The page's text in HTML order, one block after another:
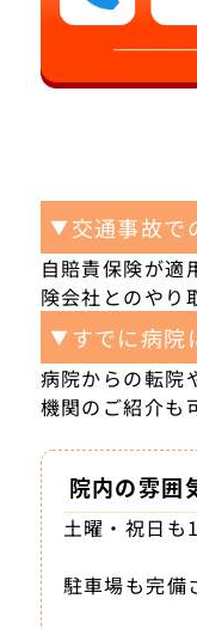
▼ 交通事故で
自賠責保険が適
険会社とのやり
▼ すでに病院
病院からの転院
機関のご紹介も
院内の雰囲
土曜・祝日も
駐車場も完備